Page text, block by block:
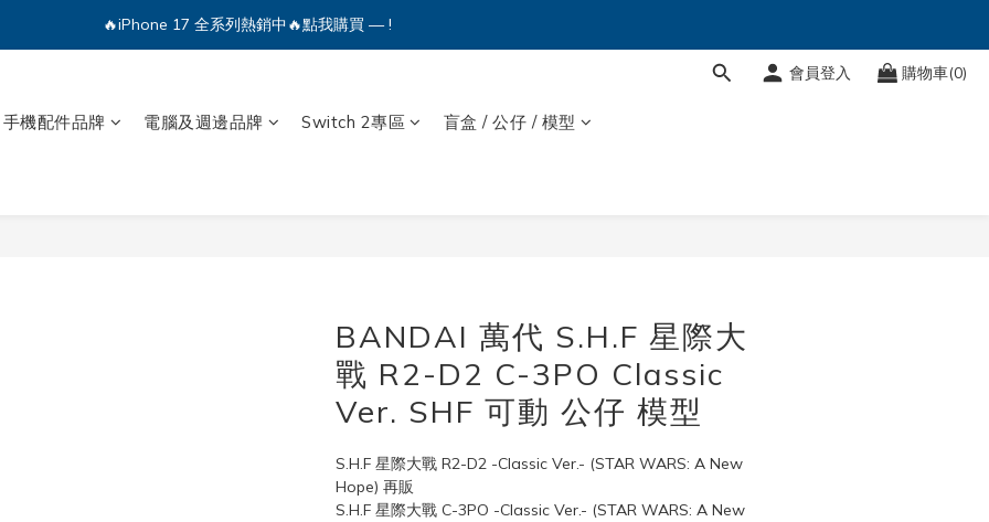
🔥iPhone 17 全系列熱銷中🔥點我購買 — !
💕加入Q哥 Line 新好友領優惠券！🎫
會員登入 購物車(0)
手機配件品牌 電腦及週邊品牌 Switch 2專區 盲盒 / 公仔 / 模型
BANDAI 萬代 S.H.F 星際大
戰 R2-D2 C-3PO Classic
Ver. SHF 可動 公仔 模型
S.H.F 星際大戰 R2-D2 -Classic Ver.- (STAR WARS: A New
Hope) 再販
S.H.F 星際大戰 C-3PO -Classic Ver.- (STAR WARS: A New